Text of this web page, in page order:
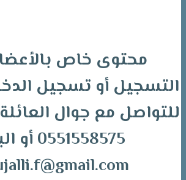
محتوى خاص
التسجيل أو تسجيل
للتواصل مع جوال